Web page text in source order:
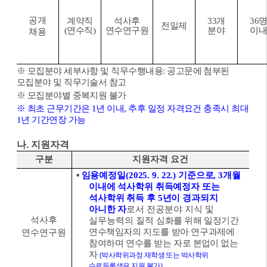
공개
채용
계약직
(연수직)
석사후
연수연구원
전일제 33개
분야
36명
이내
※ 모집분야 세부사항 및 직무수행내용: 공고문에 첨부된
모집분야 및 직무기술서 참고
※ 모집분야별 중복지원 불가
※ 최초 근무기간은 1년 이내, 추후 일정 자격요건 충족시 최대
1년 기간연장 가능
나. 지원자격
구분 지원자격 요건
석사후
연수연구원
▪ 임용예정일(2025. 9. 22.) 기준으로, 3개월
이내에 석사학위 취득예정자 또는
석사학위 취득 후 5년이 경과되지
아니한 자로서 전공분야 지식 및
실무능력의 질적 심화를 위해 일정기간
연수책임자의 지도를 받아 연구과제에
참여하며 연수를 받는 자로 본업이 없는
자 (박사학위과정 재학생 또는 박사학위